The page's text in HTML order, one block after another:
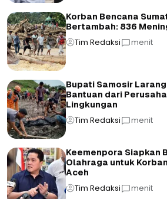
Korban Bencana
Bertambah: 836
Tim Redaksi menit
Bupati Samosir
Bantuan dari
Lingkungan
Tim Redaksi menit
Keemenpora Siapkan
Olahraga untuk
Aceh
Tim Redaksi menit